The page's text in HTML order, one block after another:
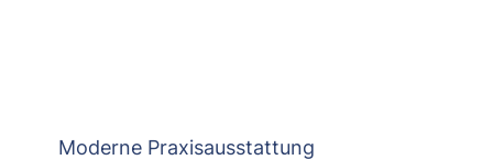
Moderne Praxisausstattung